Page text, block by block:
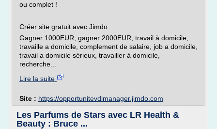
ou complet !
Créer site gratuit avec Jimdo
Gagner 1000EUR, gagner 2000EUR, travail à domicile,
travaille a domicile, complement de salaire, job a domicile,
travail a domicile sérieux, travailler à domicile,
recherche...
Lire la suite
Site : https://opportunitevdimanager.jimdo.com
Les Parfums de Stars avec LR Health &
Beauty : Bruce ...